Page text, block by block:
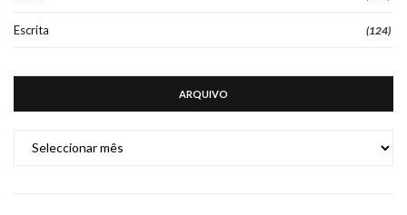
Escrita (124)
ARQUIVO